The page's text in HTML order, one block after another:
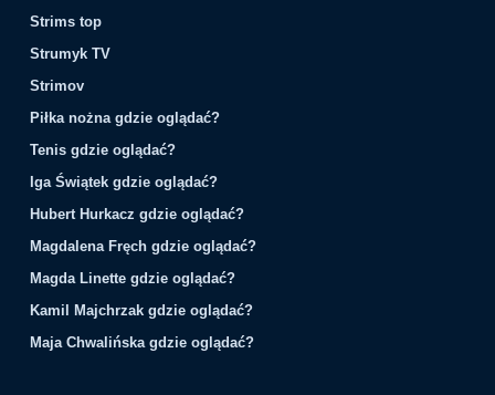
Strims top
Strumyk TV
Strimov
Piłka nożna gdzie oglądać?
Tenis gdzie oglądać?
Iga Świątek gdzie oglądać?
Hubert Hurkacz gdzie oglądać?
Magdalena Fręch gdzie oglądać?
Magda Linette gdzie oglądać?
Kamil Majchrzak gdzie oglądać?
Maja Chwalińska gdzie oglądać?